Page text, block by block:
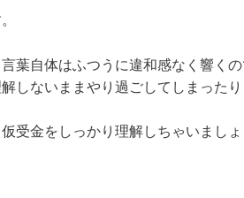
言葉自体はふつうに違和感なく響く
しないままやり過ごしてしまったり
受金をしっかり理解しちゃいましょ